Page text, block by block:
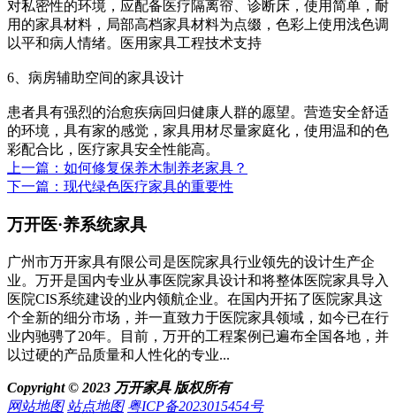
对私密性的环境，应配备医疗隔离帘、诊断床，使用简单，耐
用的家具材料，局部高档家具材料为点缀，色彩上使用浅色调
以平和病人情绪。医用家具工程技术支持
6、病房辅助空间的家具设计
患者具有强烈的治愈疾病回归健康人群的愿望。营造安全舒适
的环境，具有家的感觉，家具用材尽量家庭化，使用温和的色
彩配合比，医疗家具安全性能高。
上一篇：如何修复保养木制养老家具？
下一篇：现代绿色医疗家具的重要性
万开医·养系统家具
广州市万开家具有限公司是医院家具行业领先的设计生产企
业。万开是国内专业从事医院家具设计和将整体医院家具导入
医院CIS系统建设的业内领航企业。在国内开拓了医院家具这
个全新的细分市场，并一直致力于医院家具领域，如今已在行
业内驰骋了20年。目前，万开的工程案例已遍布全国各地，并
以过硬的产品质量和人性化的专业...
Copyright © 2023 万开家具 版权所有
网站地图 站点地图 粤ICP备2023015454号